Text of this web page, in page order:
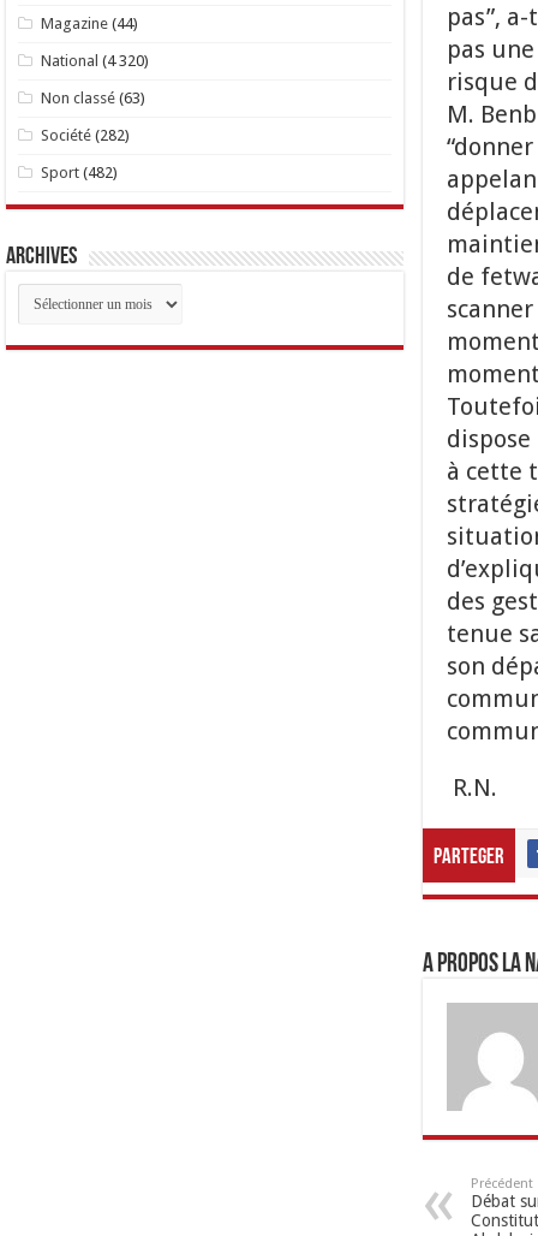
pas”,
pas
risque
M.
de
à cette
des
tenue
son
R.N.
Parteger
A propos LA
Précédent
Débat
Magazine (44)
National (4 320)
Non classé (63)
Société (282)
Sport (482)
Archives
Archives